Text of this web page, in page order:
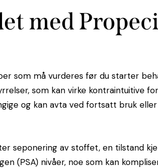
med
som må vurderes før du starter
som kan virke kontraintuitive
og kan avta ved fortsatt bruk eller
seponering av stoffet, en tilstand
(PSA) nivåer, noe som kan